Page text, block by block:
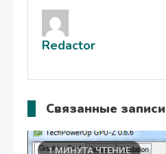
записям
Redactor
Связанные записи
1 МИНУТА ЧТЕНИЕ